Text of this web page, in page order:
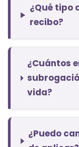
¿Qué tipo
recibo?
¿Cuántos
vida?
¿Puedo